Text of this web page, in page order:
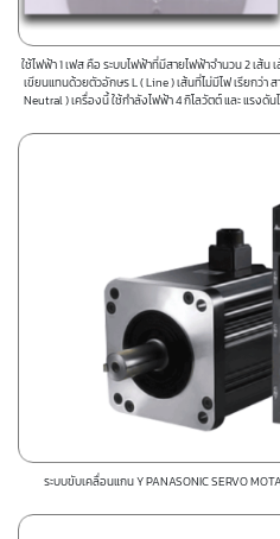
ใช้ไฟฟ้า 1 เฟส คือ ระบบไฟฟ้าที่มีสายไฟฟ้าจำนวน 2 เส้น
เขียนแทนด้วยตัวอักษร L ( Line ) เส้นที่ไม่มีไฟ เรียกว่
Neutral ) เครื่องนี้ ใช้กำลังไฟฟ้า 4 กิโลวัตต์ และ แรงดั
ระบบขับเคลื่อนแกน Y PANASONIC SERVO